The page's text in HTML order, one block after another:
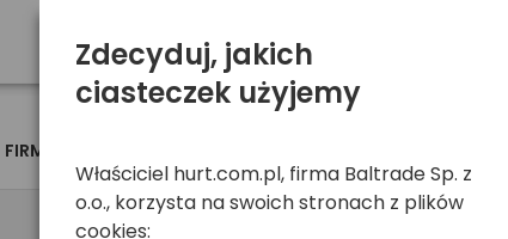
FIRMA
Zdecyduj, jakich
ciasteczek użyjemy
Właściciel hurt.com.pl, firma Baltrade Sp. z
o.o., korzysta na swoich stronach z plików
cookies: